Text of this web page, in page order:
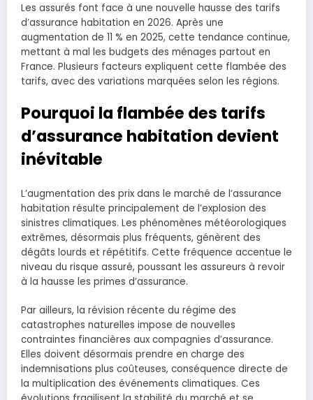
Les assurés font face à une nouvelle hausse des tarifs
d’assurance habitation en 2026. Après une
augmentation de 11 % en 2025, cette tendance continue,
mettant à mal les budgets des ménages partout en
France. Plusieurs facteurs expliquent cette flambée des
tarifs, avec des variations marquées selon les régions.
Pourquoi la flambée des tarifs
d’assurance habitation devient
inévitable
L’augmentation des prix dans le marché de l’assurance
habitation résulte principalement de l’explosion des
sinistres climatiques. Les phénomènes météorologiques
extrêmes, désormais plus fréquents, génèrent des
dégâts lourds et répétitifs. Cette fréquence accentue le
niveau du risque assuré, poussant les assureurs à revoir
à la hausse les primes d’assurance.
Par ailleurs, la révision récente du régime des
catastrophes naturelles impose de nouvelles
contraintes financières aux compagnies d’assurance.
Elles doivent désormais prendre en charge des
indemnisations plus coûteuses, conséquence directe de
la multiplication des événements climatiques. Ces